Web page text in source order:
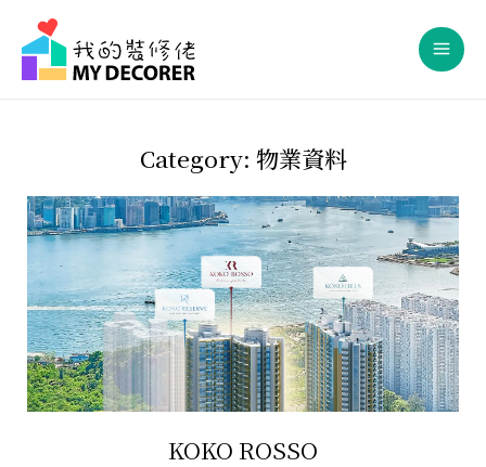
content
Category: 物業資料
KOKO ROSSO